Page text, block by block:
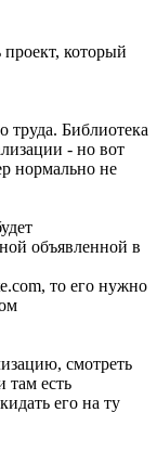
который
труда. Библиотека
- но вот
нормально не
объявленной в
то его нужно
смотреть
там есть
его на ту